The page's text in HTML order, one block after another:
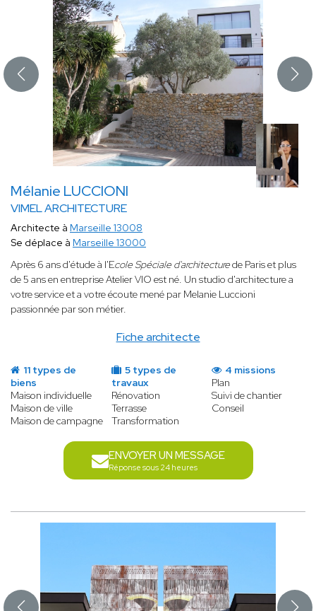
Mélanie LUCCIONI
VIMEL ARCHITECTURE
Fiche architecte
Architecte à Marseille 13008
Se déplace à Marseille 13000
Après 6 ans d'étude à l'Ecole Spéciale d'architecturede Paris et plus
de 5 ans en entreprise Atelier VIO est né. Un studio d'architecture a
votre service et a votre écoute mené par Melanie Luccioni
passionnée par son métier.
11 types de
biens
Maison individuelle
Maison de ville
Maison de campagne
5 types de
travaux
Rénovation
Terrasse
Transformation
4 missions
Plan
Suivi de chantier
Conseil
ENVOYER UN MESSAGE
Réponse sous 24 heures